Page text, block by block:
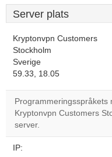
Server plats
Kryptonvpn Customers
Stockholm
Sverige
59.33, 18.05
Programmeringsspråkets
Kryptonvpn Customers
server.
IP: